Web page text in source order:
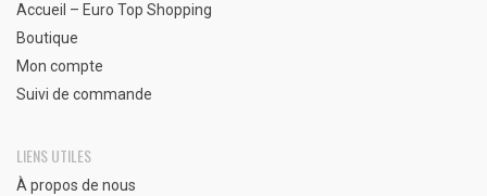
Accueil – Euro Top Shopping
Boutique
Mon compte
Suivi de commande
LIENS UTILES
À propos de nous